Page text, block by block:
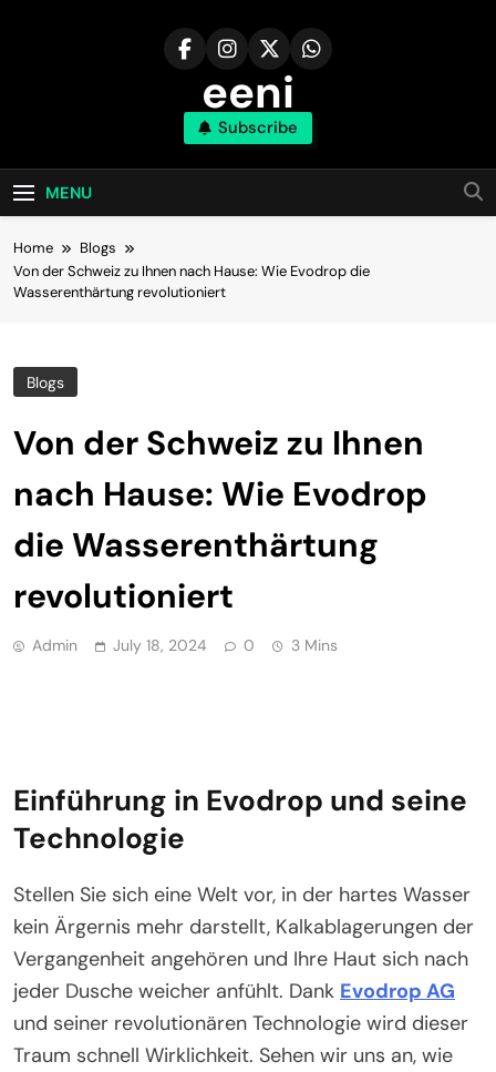
eeni
Subscribe
MENU
Home
Blogs
Von der Schweiz zu Ihnen nach Hause: Wie Evodrop die
Wasserenthärtung revolutioniert
Blogs
Von der Schweiz zu Ihnen
nach Hause: Wie Evodrop
die Wasserenthärtung
revolutioniert
Admin July 18, 2024 0 3 Mins
Einführung in Evodrop und seine
Technologie
Stellen Sie sich eine Welt vor, in der hartes Wasser
kein Ärgernis mehr darstellt, Kalkablagerungen der
Vergangenheit angehören und Ihre Haut sich nach
jeder Dusche weicher anfühlt. Dank Evodrop AG
und seiner revolutionären Technologie wird dieser
Traum schnell Wirklichkeit. Sehen wir uns an, wie